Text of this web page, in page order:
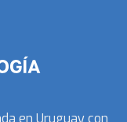
en Uruguay con